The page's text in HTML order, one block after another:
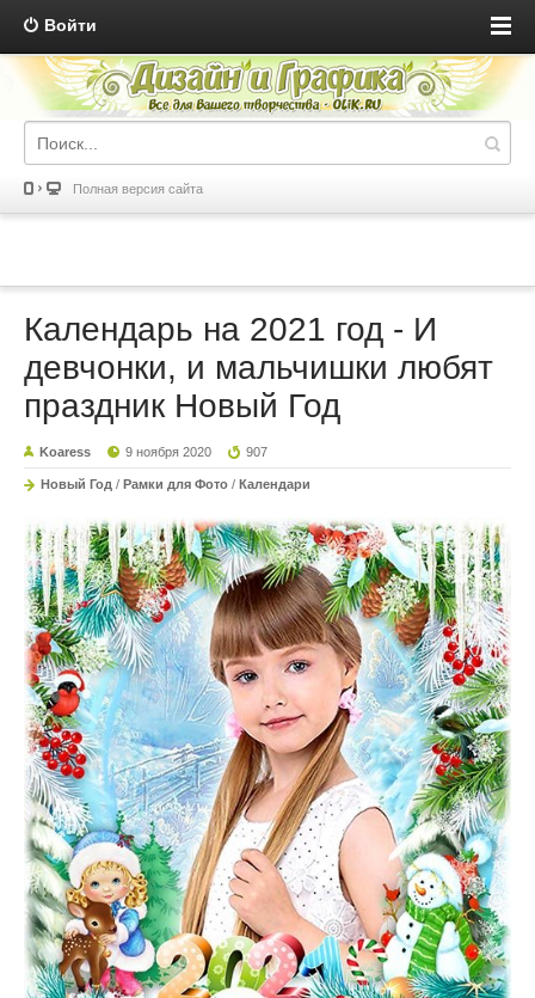
Войти
Полная версия сайта
Календарь на 2021 год - И
девчонки, и мальчишки любят
праздник Новый Год
Koaress 9 ноября 2020 907
Новый Год / Рамки для Фото / Календари